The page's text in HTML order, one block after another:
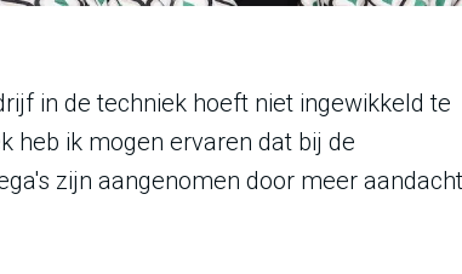
in de techniek hoeft niet ingewikkeld te
heb ik mogen ervaren dat bij de
zijn aangenomen door meer aandacht